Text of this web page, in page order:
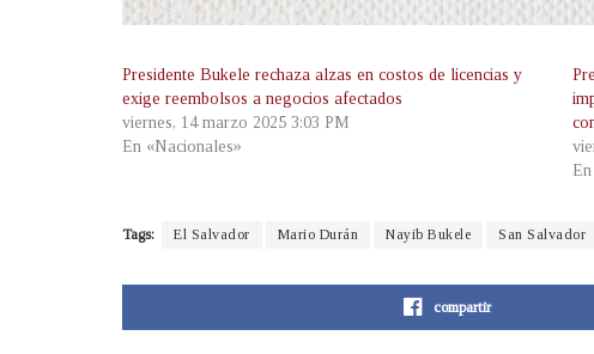
Presidente Bukele rechaza alzas en costos de licencias y
exige reembolsos a negocios afectados
viernes, 14 marzo 2025 3:03 PM
En «Nacionales»
Tags: El Salvador Mario Durán Nayib Bukele San Salvador
compartir